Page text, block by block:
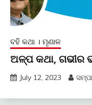
ବହି କଥା । ମୃଣାଳ
ଅଳ୍ପ କଥା, ଗଭୀର
July 12, 2023